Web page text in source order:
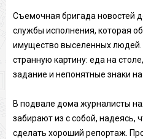
Съемочная бригада новостей
службы исполнения, которая
имущество выселенных
странную картину: еда на
задание и непонятные знаки на
В подвале дома журналисты
забирают из с собой, надеясь,
сделать хороший репортаж.